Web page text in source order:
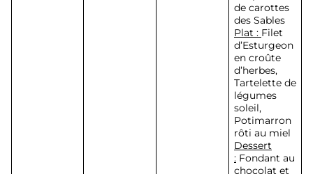
de carottes
des Sables
Plat : Filet
d’Esturgeon
en croûte
d’herbes,
Tartelette de
légumes
soleil,
Potimarron
rôti au miel
Dessert
: Fondant au
chocolat et